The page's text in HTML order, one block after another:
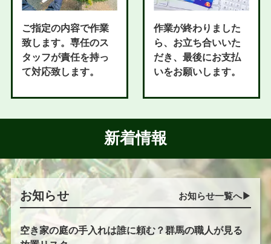
ご指定の内容で作業
致します。専任のス
タッフが責任を持っ
て対応致します。
作業が終わりました
ら、お立ち合いいた
だき、最後にお支払
いをお願いします。
新着情報
お知らせ お知らせ一覧へ▶︎
空き家の庭の手入れは誰に頼む？群馬の職人が見る